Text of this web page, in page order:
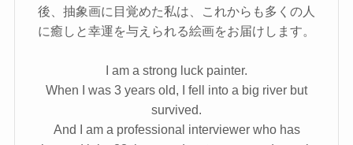
後、抽象画に目覚めた私は、これからも多くの人
に癒しと幸運を与えられる絵画をお届けします。
I am a strong luck painter.
When I was 3 years old, I fell into a big river but
survived.
And I am a professional interviewer who has